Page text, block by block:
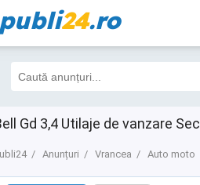
publi24.ro
Gd 3,4 Utilaje de vanzare
Anunțuri Vrancea Auto moto
Filtre 5 Toate
0